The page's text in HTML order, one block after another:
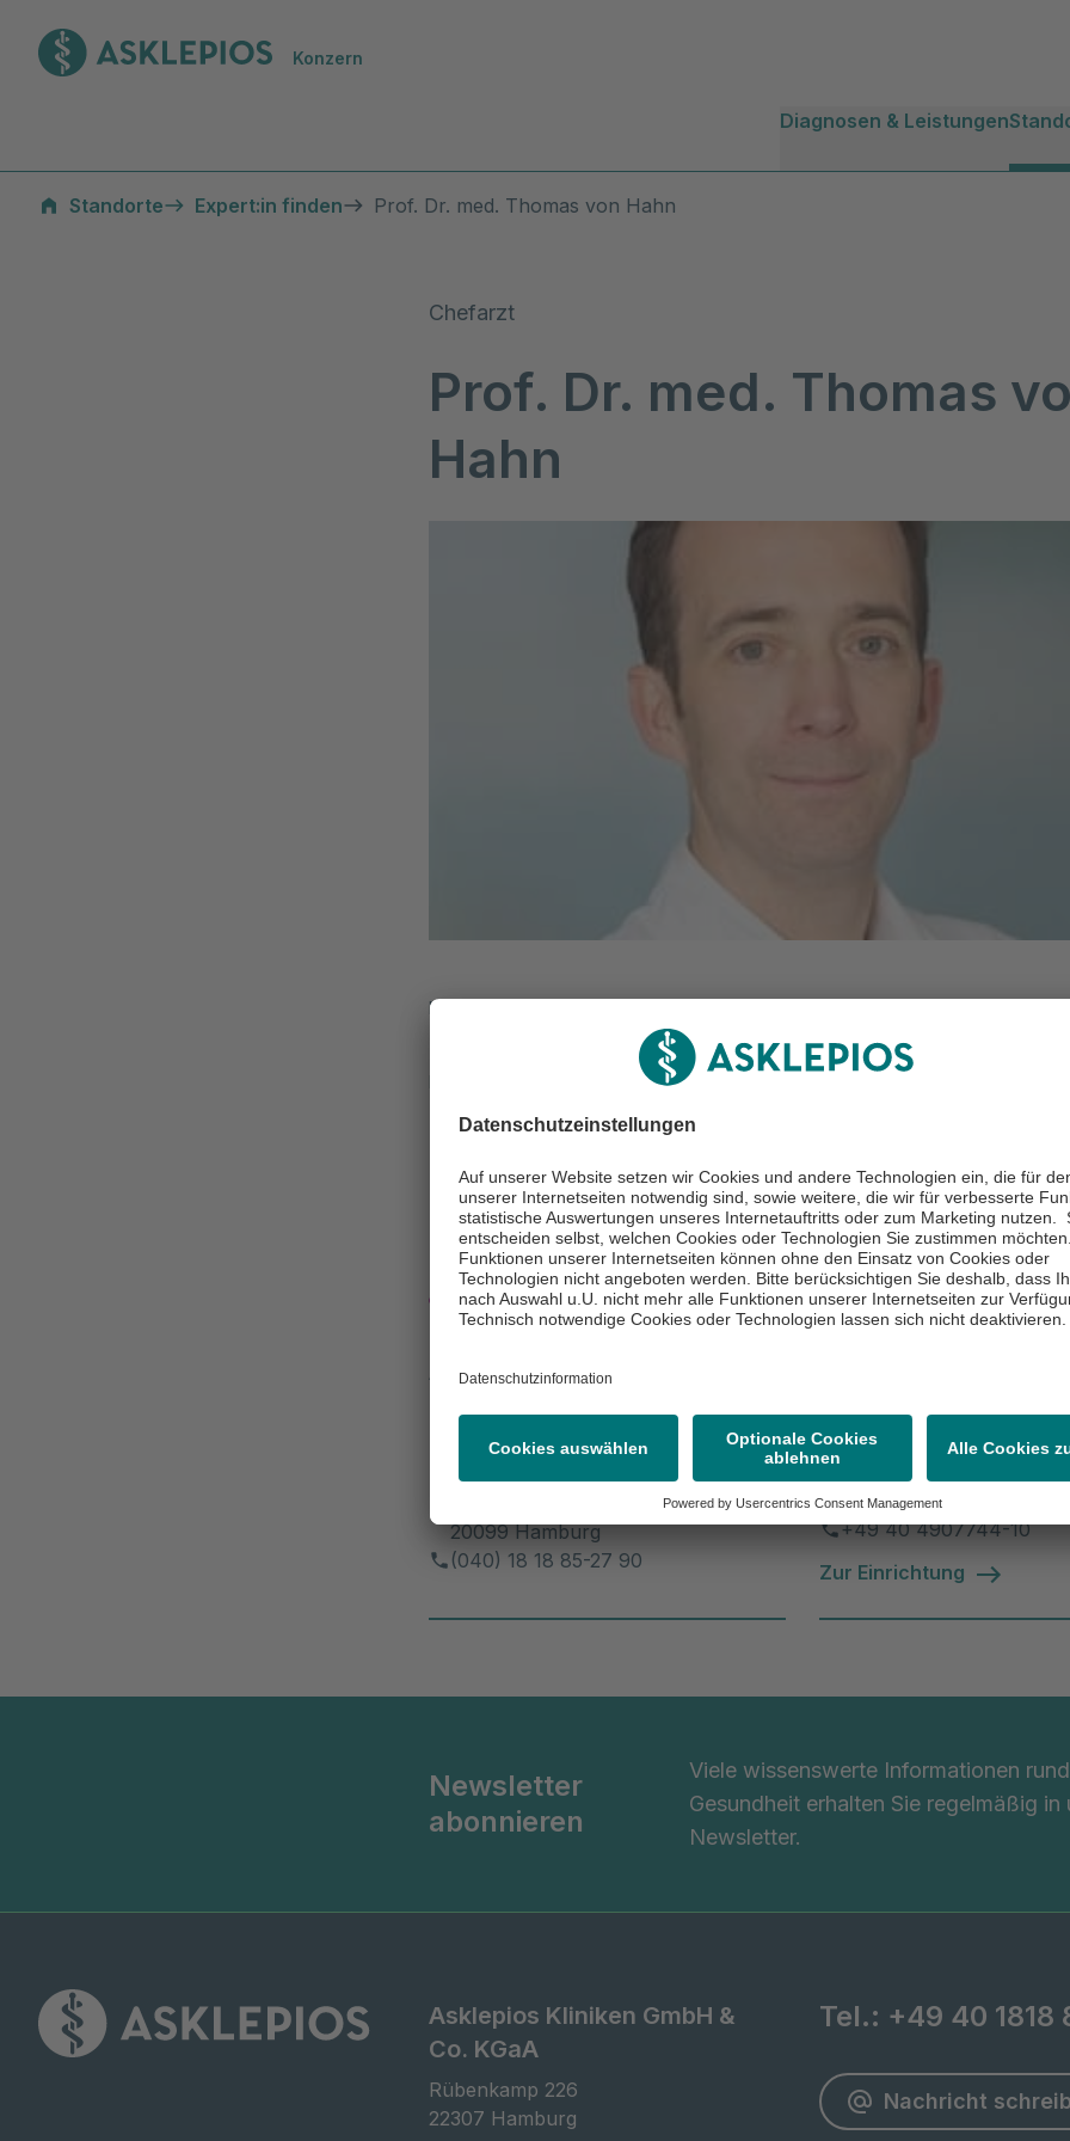
Konzern
Diagnosen & Leistungen
Standorte Expert:in finden Prof. Dr. med. Thomas von Hahn
Chefarzt
Prof. Dr. med. Thomas
Hahn
Position
Kliniken
Asklepios Campus Hamburg
Dozierende
Lohmühlenstr. 5, Haus P
20099 Hamburg
(040) 18 18 85-27 90
Hamburg
Lohmühlenstr. 5, Haus P
20099 Hamburg
+49 40 4907744-10
Zur Einrichtung
Newsletter
abonnieren
Viele wissenswerte Informationen
Gesundheit erhalten Sie regelmäßig
Newsletter.
Asklepios Kliniken GmbH &
Co. KGaA
Rübenkamp 226
22307 Hamburg
Tel.: +49 40 1818
Nachricht